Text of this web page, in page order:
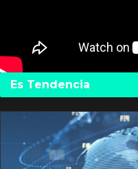
Es Tendencia